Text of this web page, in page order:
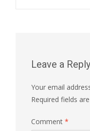
Leave a Reply
Your email
Required fields
Comment *